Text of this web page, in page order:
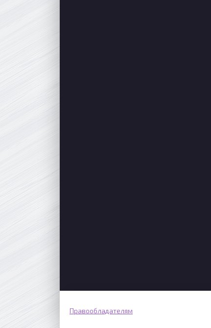
Правообладателям